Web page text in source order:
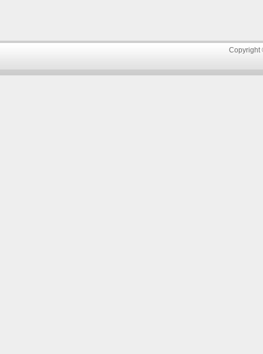
Copyright